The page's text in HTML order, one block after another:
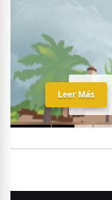
Leer Más